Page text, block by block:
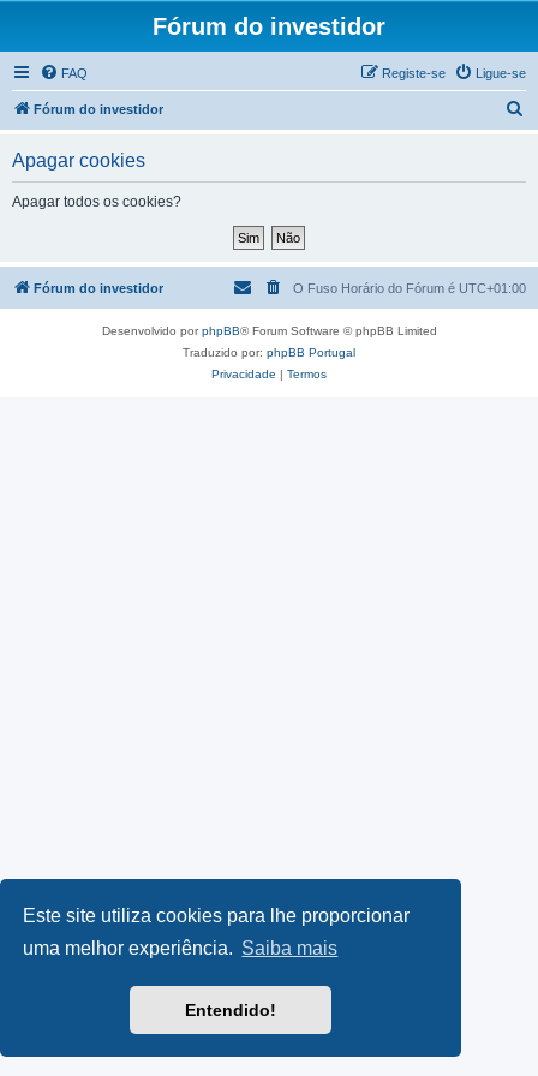
Este site utiliza cookies para lhe proporcionar
uma melhor experiência. Saiba mais
Entendido!
Fórum do investidor
FAQ Ligue-se
Registe-se
Fórum do investidor
a
Apagar cookies
Apagar todos os cookies?
Fórum do investidor O Fuso Horário do Fórum é UTC+01:00
Desenvolvido porphpBB® Forum Software © phpBB Limited
Traduzido por: phpBB Portugal
Privacidade | Termos